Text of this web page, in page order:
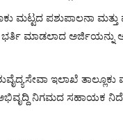
ಮಟ್ಟದ ಪಶುಪಾಲನಾ
ಮಾಡಲಾದ ಅರ್ಜಿಯನ್ನು
ಇಲಾಖೆ ತಾಲ್ಲೂಕು
ನಿಗಮದ ಸಹಾಯಕ